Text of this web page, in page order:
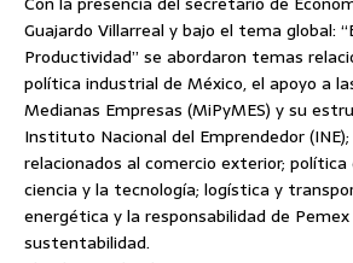
Guajardo Villarreal y bajo el tema global:
Productividad” se abordaron temas
política industrial de México, el apoyo a
Medianas Empresas (MiPyMES) y su
Instituto Nacional del Emprendedor
relacionados al comercio exterior;
ciencia y la tecnología; logística y
energética y la responsabilidad de
sustentabilidad.